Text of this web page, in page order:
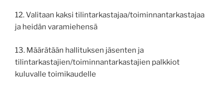
12. Valitaan kaksi tilintarkastajaa/toiminnantarkastajaa
ja heidän varamiehensä
13. Määrätään hallituksen jäsenten ja
tilintarkastajien/toiminnantarkastajien palkkiot
kuluvalle toimikaudelle